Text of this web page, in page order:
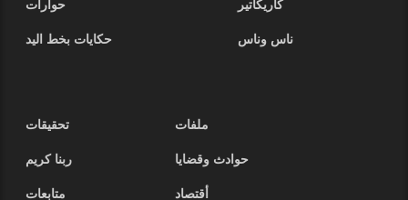
كاريكاتير
حوارات
ناس وناس
حكايات بخط اليد
ملفات
تحقيقات
حوادث وقضايا
ربنا كريم
أقتصاد
متابعات